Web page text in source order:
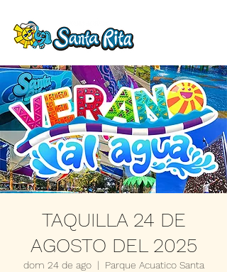
TAQUILLA 24 DE
AGOSTO DEL 2025
dom 24 de ago
  |
Parque Acuatico Santa